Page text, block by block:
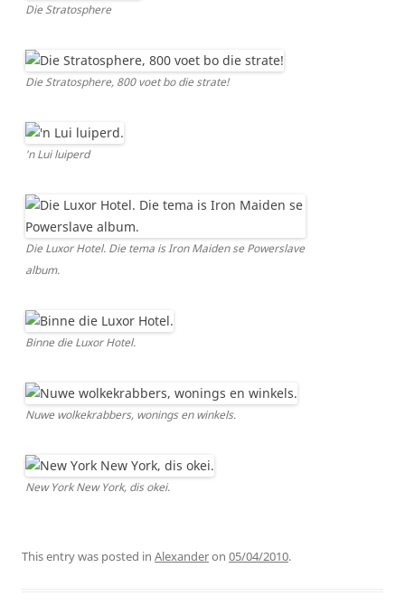
Die Stratosphere
Die Stratosphere, 800 voet bo die strate!
'n Lui luiperd
Die Luxor Hotel. Die tema is Iron Maiden se Powerslave
album.
Binne die Luxor Hotel.
Nuwe wolkekrabbers, wonings en winkels.
New York New York, dis okei.
This entry was posted in Alexanderon 05/04/2010.